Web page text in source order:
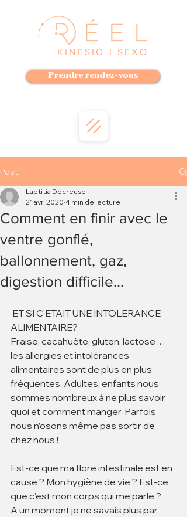
KINESIO I SEXO
Prendre rendez-vous
Post
Comment en finir avec le
ventre gonflé,
ballonnement, gaz,
digestion difficile…
Laetitia Decreuse
21 avr. 2020 4 min de lecture
ALIMENTAIRE?
Fraise, cacahuète, gluten, lactose…
les allergies et intolérances
alimentaires sont de plus en plus
fréquentes. Adultes, enfants nous
sommes nombreux à ne plus savoir
quoi et comment manger. Parfois
nous n’osons même pas sortir de
chez nous !
Est-ce que ma flore intestinale est en
cause ? Mon hygiène de vie ? Est-ce
que c’est mon corps qui me parle ?
A un moment je ne savais plus par